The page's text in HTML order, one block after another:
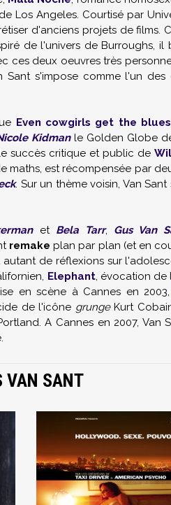
Los Angeles. Courtisé par
d'anciens projets de films.
de l'univers deBurroughs, il
ces deux oeuvres très
Sant s'impose comme l'un
Even cowgirls get the blues
Kidmanle Golden Globe
succès critique et public de
maths, est récompensée par
. Sur un thème voisin, Van
et Bela Tarr, Gus Van
remake plan par plan (et en
de réflexions sur
Elephant, évocation de
en scène à Cannes en 2003,
de l'icône grunge Kurt
A Cannes en 2007,
VAN SANT